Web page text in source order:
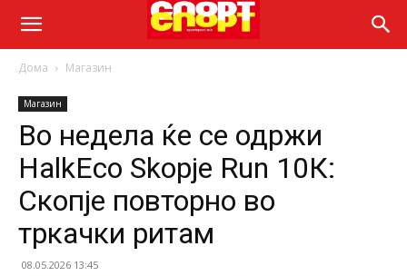
Дома Магазин
Магазин
Во недела ќе се одржи
HalkEco Skopje Run 10К:
Скопје повторно во
тркачки ритам
08.05.2026 13:45